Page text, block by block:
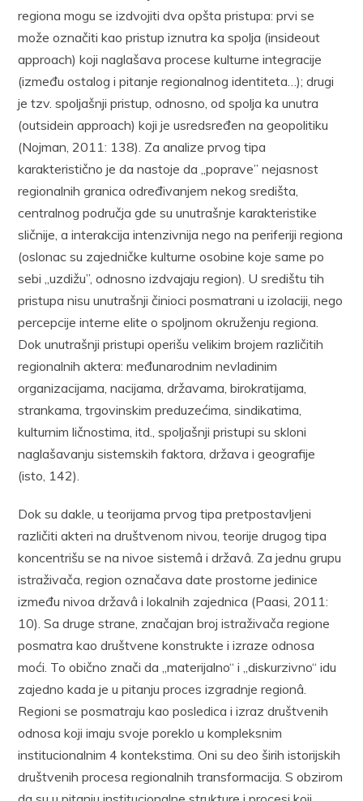
regiona mogu se izdvojiti dva opšta pristupa: prvi se
može označiti kao pristup iznutra ka spolja (insideout
approach) koji naglašava procese kulturne integracije
(između ostalog i pitanje regionalnog identiteta…); drugi
je tzv. spoljašnji pristup, odnosno, od spolja ka unutra
(outsidein approach) koji je usredsređen na geopolitiku
(Nojman, 2011: 138). Za analize prvog tipa
karakteristično je da nastoje da „poprave” nejasnost
regionalnih granica određivanjem nekog središta,
centralnog područja gde su unutrašnje karakteristike
sličnije, a interakcija intenzivnija nego na periferiji regiona
(oslonac su zajedničke kulturne osobine koje same po
sebi „uzdižu”, odnosno izdvajaju region). U središtu tih
pristupa nisu unutrašnji činioci posmatrani u izolaciji, nego
percepcije interne elite o spoljnom okruženju regiona.
Dok unutrašnji pristupi operišu velikim brojem različitih
regionalnih aktera: međunarodnim nevladinim
organizacijama, nacijama, državama, birokratijama,
strankama, trgovinskim preduzećima, sindikatima,
kulturnim ličnostima, itd., spoljašnji pristupi su skloni
naglašavanju sistemskih faktora, država i geografije
(isto, 142).
Dok su dakle, u teorijama prvog tipa pretpostavljeni
različiti akteri na društvenom nivou, teorije drugog tipa
koncentrišu se na nivoe sistemâ i državâ. Za jednu grupu
istraživača, region označava date prostorne jedinice
između nivoa državâ i lokalnih zajednica (Paasi, 2011:
10). Sa druge strane, značajan broj istraživača regione
posmatra kao društvene konstrukte i izraze odnosa
moći. To obično znači da „materijalno“ i „diskurzivno“ idu
zajedno kada je u pitanju proces izgradnje regionâ.
Regioni se posmatraju kao posledica i izraz društvenih
odnosa koji imaju svoje poreklo u kompleksnim
institucionalnim 4 kontekstima. Oni su deo širih istorijskih
društvenih procesa regionalnih transformacija. S obzirom